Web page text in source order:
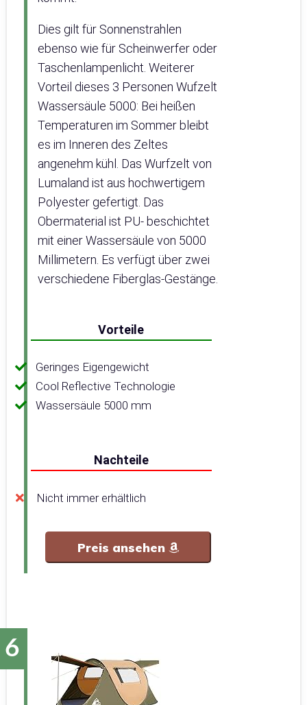
Dies gilt für Sonnenstrahlen
ebenso wie für Scheinwerfer oder
Taschenlampenlicht. Weiterer
Vorteil dieses 3 Personen Wufzelt
Wassersäule 5000: Bei heißen
Temperaturen im Sommer bleibt
es im Inneren des Zeltes
angenehm kühl. Das Wurfzelt von
Lumaland ist aus hochwertigem
Polyester gefertigt. Das
Obermaterial ist PU- beschichtet
mit einer Wassersäule von 5000
Millimetern. Es verfügt über zwei
verschiedene Fiberglas-Gestänge.
Vorteile
Geringes Eigengewicht
Cool Reflective Technologie
Wassersäule 5000 mm
Nachteile
Nicht immer erhältlich
Preis ansehen